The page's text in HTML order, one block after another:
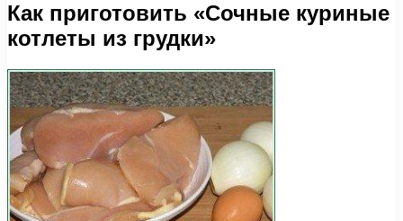
Как приготовить «Cочные куриные
котлеты из грудки»